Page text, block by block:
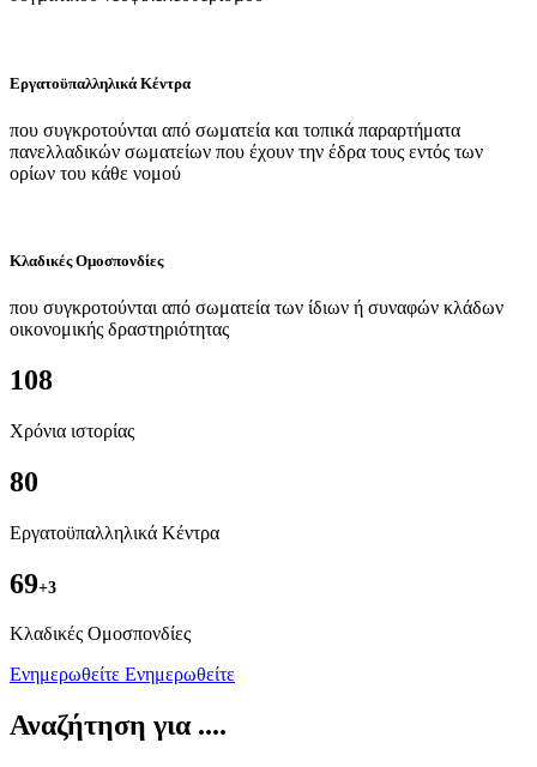
Εργατοϋπαλληλικά Κέντρα
που συγκροτούνται από σωματεία και τοπικά παραρτήματα
πανελλαδικών σωματείων που έχουν την έδρα τους εντός των
ορίων του κάθε νομού
Κλαδικές Ομοσπονδίες
που συγκροτούνται από σωματεία των ίδιων ή συναφών κλάδων
οικονομικής δραστηριότητας
108
Χρόνια ιστορίας
80
Εργατοϋπαλληλικά Κέντρα
69+3
Kλαδικές Ομοσπονδίες
Ενημερωθείτε Ενημερωθείτε
Αναζήτηση για ....